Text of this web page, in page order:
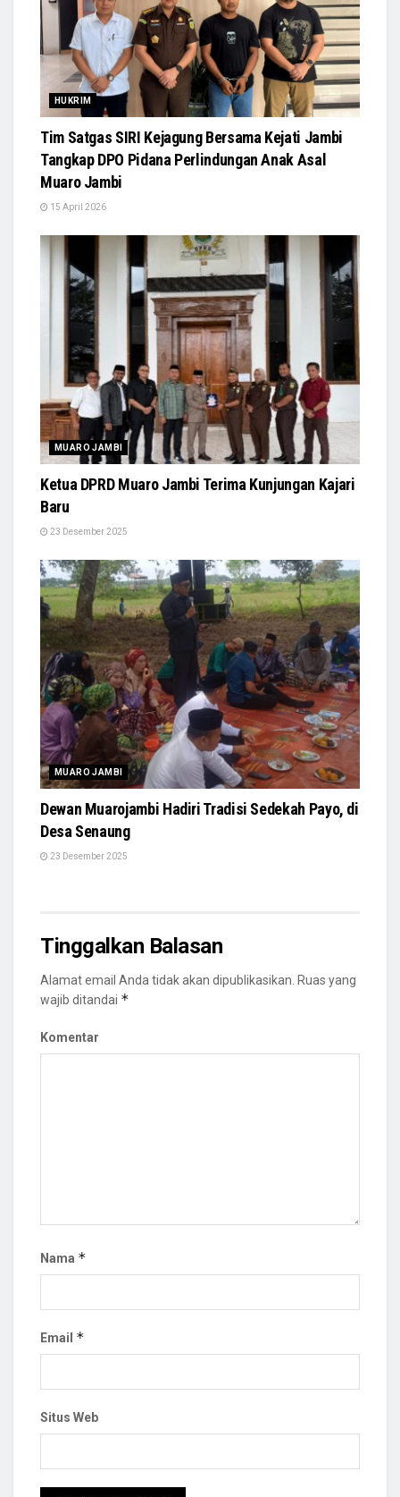
HUKRIM
Tim Satgas SIRI Kejagung Bersama Kejati Jambi
Tangkap DPO Pidana Perlindungan Anak Asal
Muaro Jambi
15 April 2026
MUARO JAMBI
Ketua DPRD Muaro Jambi Terima Kunjungan Kajari
Baru
23 Desember 2025
MUARO JAMBI
Dewan Muarojambi Hadiri Tradisi Sedekah Payo, di
Desa Senaung
23 Desember 2025
Tinggalkan Balasan
Alamat email Anda tidak akan dipublikasikan. Ruas yang
wajib ditandai *
Komentar
Nama *
Email *
Situs Web